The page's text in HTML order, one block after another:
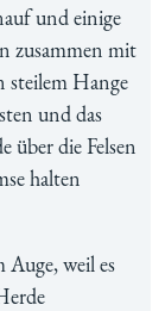
und einige
zusammen mit
steilem Hange
und das
über die Felsen
halten
weil es